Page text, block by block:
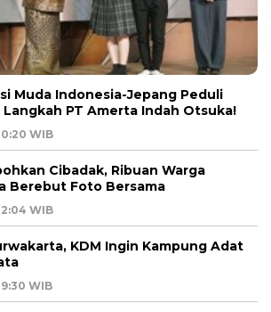
Muda Indonesia-Jepang Peduli
PT Amerta Indah Otsuka!
WIB
Cibadak, Ribuan Warga
Berebut Foto Bersama
WIB
KDM Ingin Kampung Adat
WIB